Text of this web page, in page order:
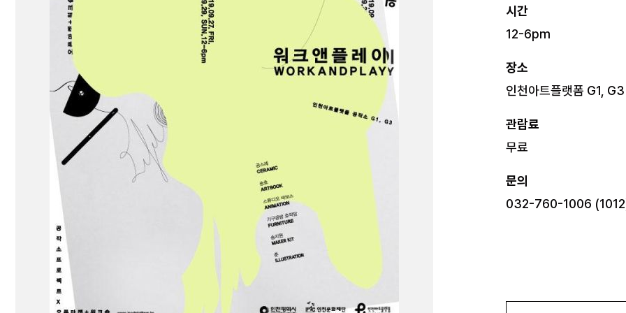
시간
12-6pm
장소
인천아트플랫폼 G1, G3
관람료
무료
문의
032-760-1006